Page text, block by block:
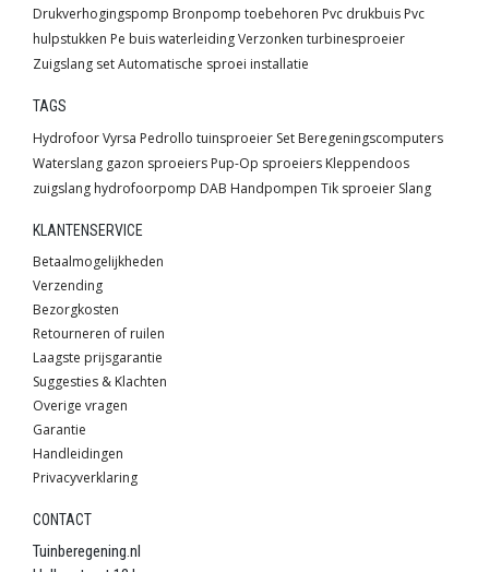
Drukverhogingspomp Bronpomp toebehoren Pvc drukbuis Pvc
hulpstukken Pe buis waterleidingVerzonken turbinesproeier
Zuigslang setAutomatische sproei installatie
TAGS
HydrofoorVyrsa Pedrollo tuinsproeier Set Beregeningscomputers
Waterslang gazon sproeiers Pup-Op sproeiers Kleppendoos
zuigslang hydrofoorpomp DAB Handpompen Tik sproeier Slang
KLANTENSERVICE
Betaalmogelijkheden
Verzending
Bezorgkosten
Retourneren of ruilen
Laagste prijsgarantie
Suggesties & Klachten
Overige vragen
Garantie
Handleidingen
Privacyverklaring
CONTACT
Tuinberegening.nl